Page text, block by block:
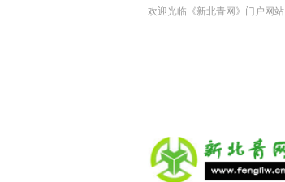
欢迎光临《新北青网》门户网站